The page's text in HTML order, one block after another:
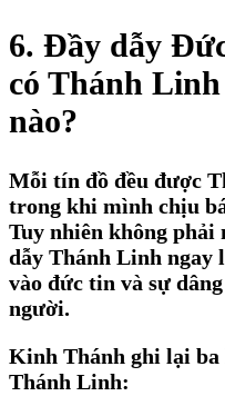
6. Ðầy dẫy
có Thánh
nào?
Mỗi tín đồ đều được
trong khi mình chịu
Tuy nhiên không phải
dẫy Thánh Linh ngay
vào đức tin và sự
người.
Kinh Thánh ghi lại ba
Thánh Linh: